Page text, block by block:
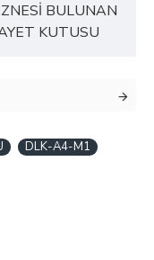
BULUNAN
KUTUSU
DLK-A4-M1